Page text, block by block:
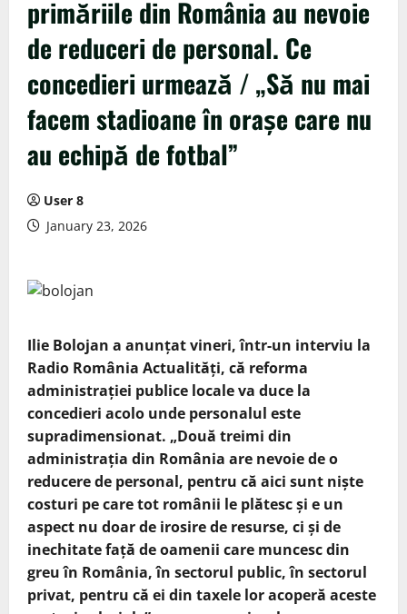
primăriile din România au nevoie
de reduceri de personal. Ce
concedieri urmează / „Să nu mai
facem stadioane în orașe care nu
au echipă de fotbal”
User 8
January 23, 2026
Ilie Bolojan a anunțat vineri, într-un interviu la
Radio România Actualități, că reforma
administrației publice locale va duce la
concedieri acolo unde personalul este
supradimensionat. „Două treimi din
administrația din România are nevoie de o
reducere de personal, pentru că aici sunt niște
costuri pe care tot românii le plătesc și e un
aspect nu doar de irosire de resurse, ci și de
inechitate față de oamenii care muncesc din
greu în România, în sectorul public, în sectorul
privat, pentru că ei din taxele lor acoperă aceste